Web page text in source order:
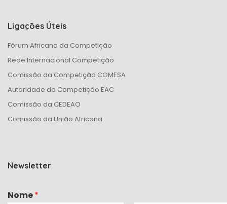
g
a
o
Ligações Úteis
Fórum Africano da Competição
Rede Internacional Competição
Comissão da Competição COMESA
Autoridade da Competição EAC
Comissão da CEDEAO
Comissão da União Africana
Newsletter
Nome*